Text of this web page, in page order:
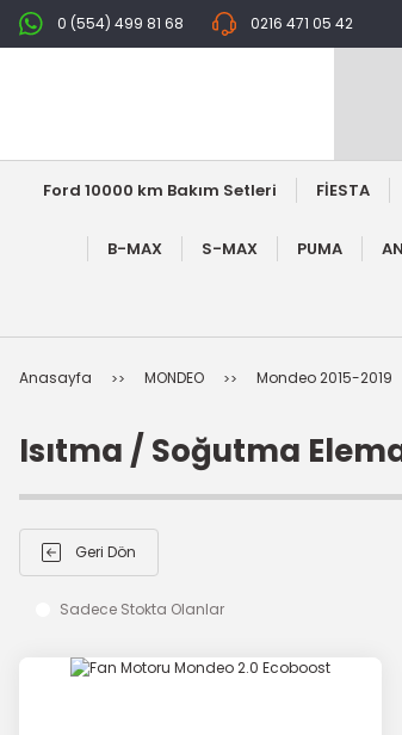
0 (554) 499 81 68 0216 471 05 42
Ford 10000 km Bakım Setleri FİESTA
B-MAX S-MAX PUMA
Anasayfa MONDEO Mondeo 2015-2019
Isıtma / Soğutma
Geri Dön
Sadece Stokta Olanlar